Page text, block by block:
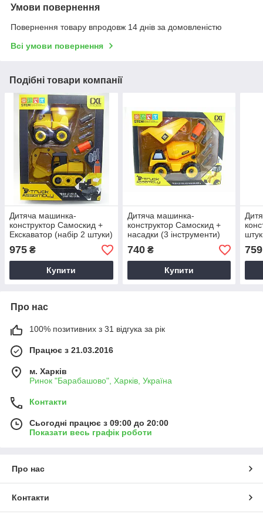
Умови повернення
Повернення товару впродовж 14 днів за домовленістю
Всі умови повернення
Подібні товари компанії
Дитяча машинка-
конструктор Самоскид +
Екскаватор (набір 2 штуки)
975 ₴
Купити
Дитяча машинка-
конструктор Самоскид +
насадки (3 інструменти)
740₴
Купити
759
Про нас
100% позитивних з 31 відгука за рік
Працює з 21.03.2016
м. Харків
Ринок "Барабашово", Харків, Україна
Контакти
Сьогодні працює з 09:00 до 20:00
Показати весь графік роботи
Про нас
Контакти